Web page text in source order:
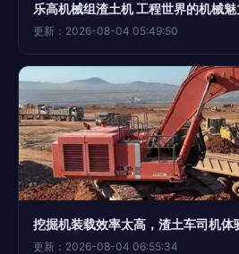
乐高机械组渣土机 工程世界的机械魅
更新：2026-08-04 05:49:50
更新：2026-08-04 06:55:34